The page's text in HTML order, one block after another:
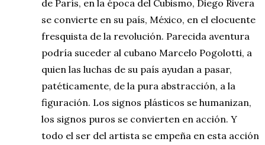
de París, en la época del Cubismo, Diego Rivera
se convierte en su país, México, en el elocuente
fresquista de la revolución. Parecida aventura
podría suceder al cubano Marcelo Pogolotti, a
quien las luchas de su país ayudan a pasar,
patéticamente, de la pura abstracción, a la
figuración. Los signos plásticos se humanizan,
los signos puros se convierten en acción. Y
todo el ser del artista se empeña en esta acción